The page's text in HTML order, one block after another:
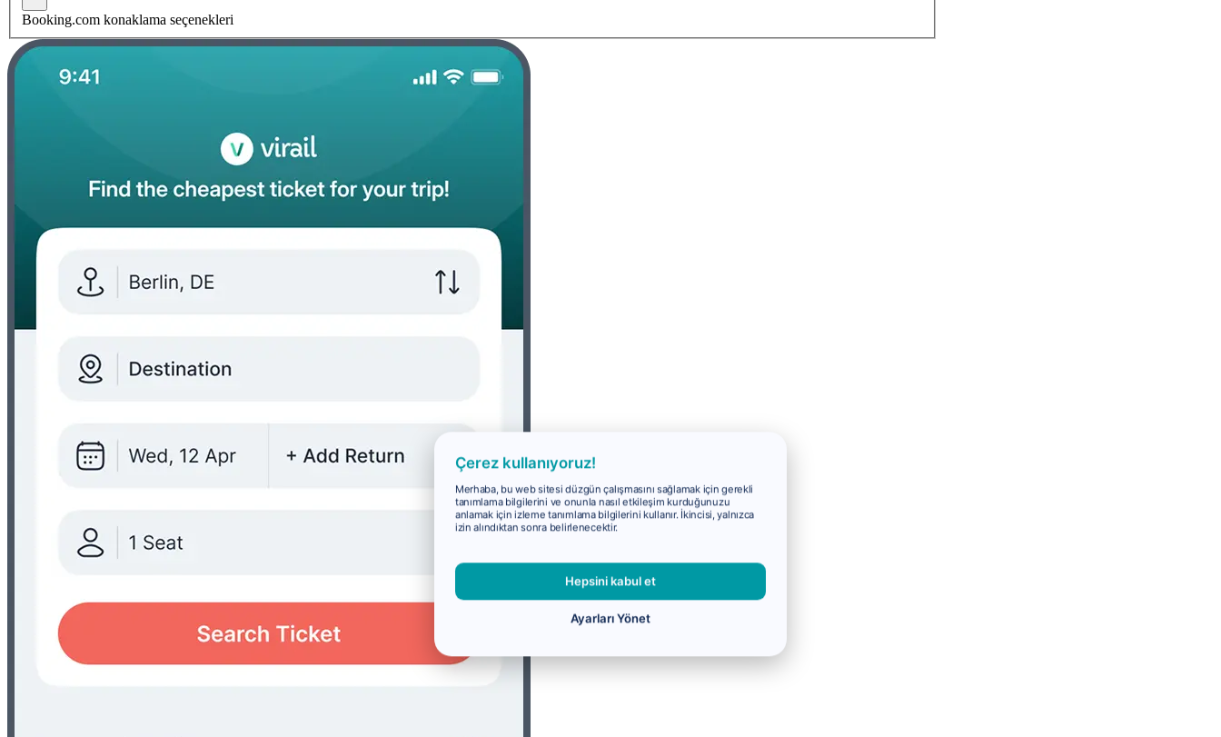
Booking.com konaklama seçenekleri
Çerez kullanıyoruz!
Merhaba, bu web sitesi düzgün çalışmasını sağlamak için gerekli
tanımlama bilgilerini ve onunla nasıl etkileşim kurduğunuzu
anlamak için izleme tanımlama bilgilerini kullanır. İkincisi, yalnızca
izin alındıktan sonra belirlenecektir.
Hepsini kabul et
Ayarları Yönet